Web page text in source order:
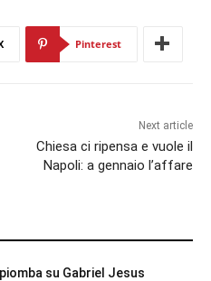
Pinterest
Next article
Chiesa ci ripensa e vuole il
Napoli: a gennaio l’affare
su Gabriel Jesus